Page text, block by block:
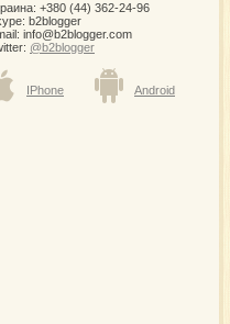
+380 (44) 362-24-96
b2blogger
info@b2blogger.com
@b2blogger
IPhone Android